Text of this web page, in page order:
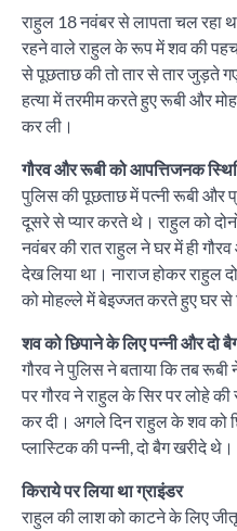
राहुल 18 नवंबर से लापता चल रहा
रहने वाले राहुल के रूप में शव की
से पूछताछ की तो तार से तार जुड़ते
हत्या में तरमीम करते हुए रूबी और
कर ली।
गौरव और रूबी को आपत्तिजनक
पुलिस की पूछताछ में पत्नी रूबी और
दूसरे से प्यार करते थे। राहुल को
नवंबर की रात राहुल ने घर में ही
देख लिया था। नाराज होकर राहुल
को मोहल्ले में बेइज्जत करते हुए घर से
शव को छिपाने के लिए पन्नी और दो
गौरव ने पुलिस ने बताया कि तब
पर गौरव ने राहुल के सिर पर लोहे
कर दी। अगले दिन राहुल के शव को
प्लास्टिक की पन्नी, दो बैग खरीदे थे।
किराये पर लिया था ग्राइंडर
राहुल की लाश को काटने के लिए